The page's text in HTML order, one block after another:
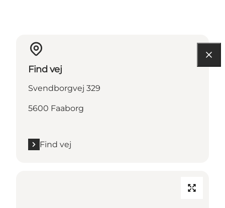
Find vej
Svendborgvej 329
5600 Faaborg
Find vej